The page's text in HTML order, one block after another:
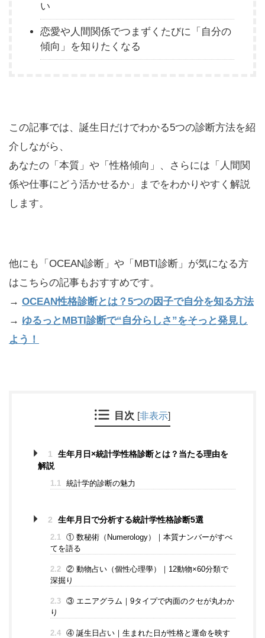
い
恋愛や人間関係でつまずくたびに「自分の
傾向」を知りたくなる
この記事では、誕生日だけでわかる5つの診断方法を紹
介しながら、
あなたの「本質」や「性格傾向」、さらには「人間関
係や仕事にどう活かせるか」までをわかりやすく解説
します。
他にも「OCEAN診断」や「MBTI診断」が気になる方
はこちらの記事もおすすめです。
→ OCEAN性格診断とは？5つの因子で自分を知る方法
→ ゆるっとMBTI診断で“自分らしさ”をそっと発見し
よう！
目次 [非表示]
1
生年月日×統計学性格診断とは？当たる理由を
解説
1.1 統計学的診断の魅力
2 生年月日で分析する統計学性格診断5選
2.1
① 数秘術（Numerology）｜本質ナンバーがすべ
てを語る
2.2
② 動物占い（個性心理學）｜12動物×60分類で
深掘り
2.3
③ エニアグラム｜9タイプで内面のクセが丸わか
り
2.4 ④ 誕生日占い｜生まれた日が性格と運命を映す